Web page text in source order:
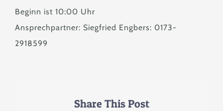
Beginn ist 10:00 Uhr
Ansprechpartner: Siegfried Engbers: 0173-
2918599
Share This Post